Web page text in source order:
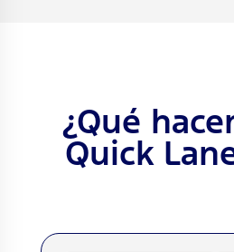
¿Qué
Quick